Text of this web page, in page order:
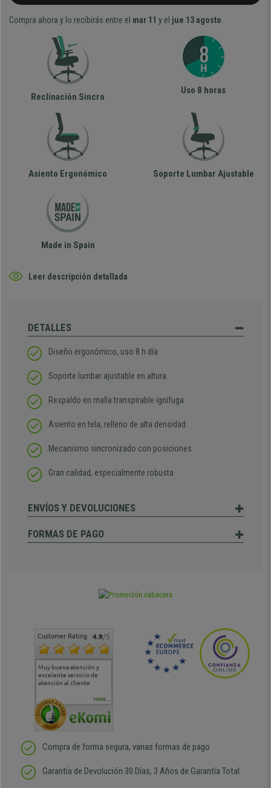
Compra ahora y lo recibirás entre el mar 11 y el jue 13 agosto
Reclinación Sincro
Uso 8 horas
Asiento Ergonómico Soporte Lumbar Ajustable
Made in Spain
Leer descripción detallada
DETALLES
Diseño ergonómico, uso 8 h día
Soporte lumbar ajustable en altura
Respaldo en malla transpirable ignífuga
Asiento en tela, relleno de alta densidad
Mecanismo sincronizado con posiciones
Gran calidad, especialmente robusta
ENVÍOS Y DEVOLUCIONES
FORMAS DE PAGO
Customer Rating 4.9/5
Muy buena atención y
excelente servicio de
atención al cliente
Muy buena atención de
cara al asesoramiento
Si estoy contento
MORE...
Compra de forma segura, varias formas de pago
Garantía de Devolución 30 Días, 3 Años de Garantía Total